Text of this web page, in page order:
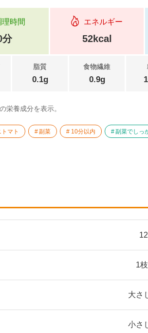
理時間
分
エネルギー
52kcal
脂質
0.1g
食物繊維
0.9g
栄養成分を表示。
マト 副菜 10分以内 副菜でしっ
1
大さ
小さ